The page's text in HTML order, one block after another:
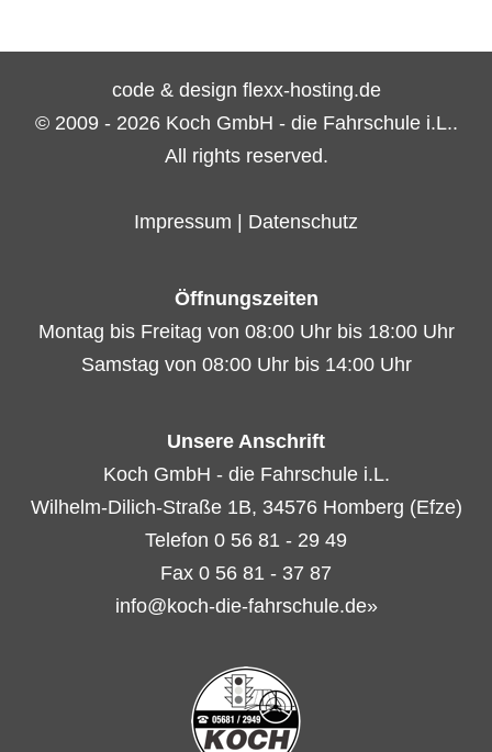
code & design flexx-hosting.de
© 2009 - 2026 Koch GmbH - die Fahrschule i.L..
All rights reserved.
Impressum Datenschutz
Öffnungszeiten
Montag bis Freitag von 08:00 Uhr bis 18:00 Uhr
Samstag von 08:00 Uhr bis 14:00 Uhr
Unsere Anschrift
Koch GmbH - die Fahrschule i.L.
Wilhelm-Dilich-Straße 1B, 34576 Homberg (Efze)
Telefon 0 56 81 - 29 49
Fax 0 56 81 - 37 87
info@koch-die-fahrschule.de»